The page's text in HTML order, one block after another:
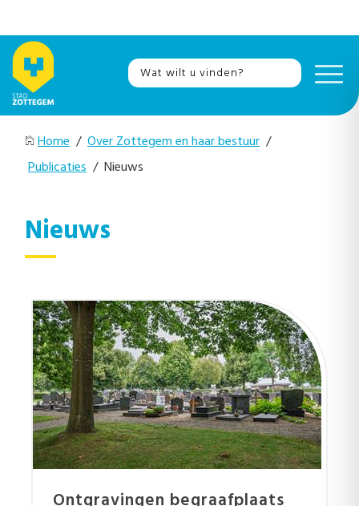
Home / Over Zottegem en haar bestuur /
Publicaties / Nieuws
Nieuws
Ontgravingen begraafplaats